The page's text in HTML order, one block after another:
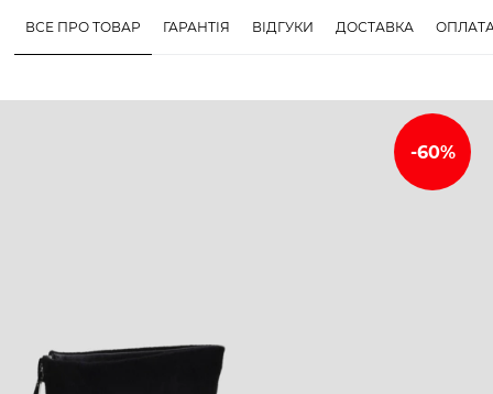
ВСЕ ПРО ТОВАР ГАРАНТІЯ ВІДГУКИ ДОСТАВКА